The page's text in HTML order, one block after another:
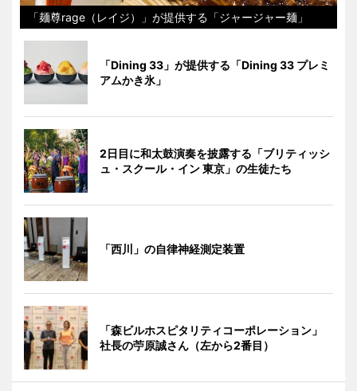
「麺尊rage（レイジ）」が提供する「ジャージャー麺」
「Dining 33」が提供する「Dining 33 プレミ
アムかき氷」
2日目に和太鼓演奏を披露する「ブリティッシ
ュ・スクール・イン 東京」の生徒たち
「西川」の自律神経測定装置
「森ビルホスピタリティコーポレーション」
社長の苧原誠さん（左から2番目）